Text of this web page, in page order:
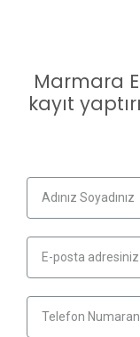
Marmara
kayıt